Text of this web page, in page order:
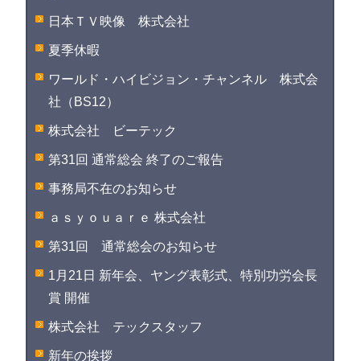
日本ＴＶ映像 株式会社
夏季休暇
ワールド・ハイビジョン・チャンネル 株式会
社（BS12）
株式会社 ビーテック
第31回 通常総会 終了のご報告
事務局不在のお知らせ
ａｓｙｏｕａｒｅ 株式会社
第31回 通常総会のお知らせ
1月21日 新年会、ヤング表彰式、特別功労会長
賞 開催
株式会社 テックスタッフ
新年の挨拶